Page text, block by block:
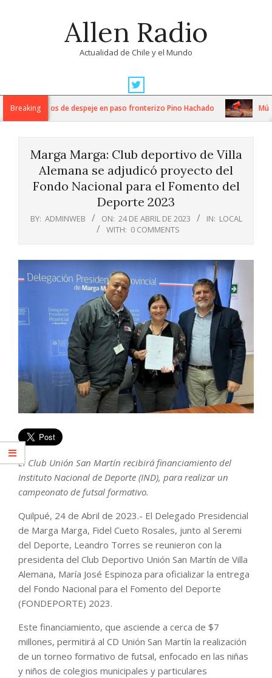
Allen Radio
Actualidad de Chile y el Mundo
Navigation
MenuBreaking
trabajos de despeje en paso fronterizo Pino Hachado
Marga Marga: Club deportivo de Villa
Alemana se adjudicó proyecto del
Fondo Nacional para el Fomento del
Deporte 2023
BY: ADMINWEB ON: 24 DE ABRIL DE 2023 IN: LOCAL
WITH: 0 COMMENTS
El Club Unión San Martín recibirá financiamiento del
Instituto Nacional de Deporte (IND), para realizar un
campeonato de futsal formativo.
Quilpué, 24 de Abril de 2023.- El Delegado Presidencial
de Marga Marga, Fidel Cueto Rosales, junto al Seremi
del Deporte, Leandro Torres se reunieron con la
presidenta del Club Deportivo Unión San Martín de Villa
Alemana, María José Espinoza para oficializar la entrega
del Fondo Nacional para el Fomento del Deporte
(FONDEPORTE) 2023.
Este financiamiento, que asciende a cerca de $7
millones, permitirá al CD Unión San Martín la realización
de un torneo formativo de futsal, enfocado en las niñas
y niños de colegios municipales y particulares